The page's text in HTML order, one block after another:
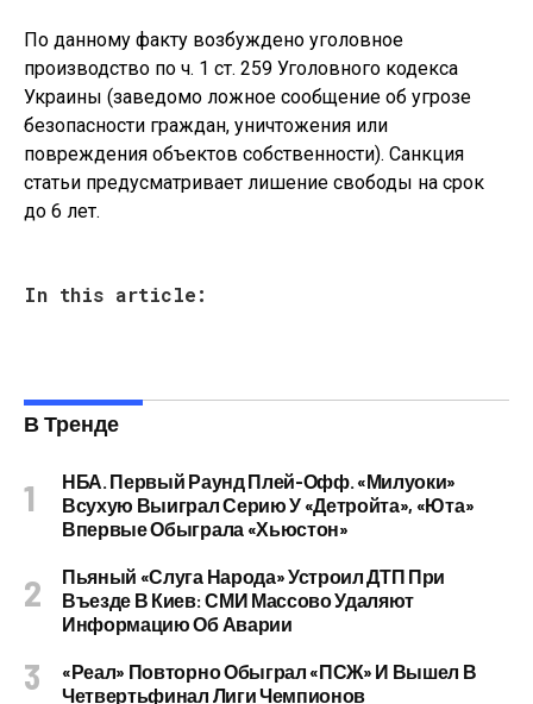
По данному факту возбуждено уголовное
производство по ч. 1 ст. 259 Уголовного кодекса
Украины (заведомо ложное сообщение об угрозе
безопасности граждан, уничтожения или
повреждения объектов собственности). Санкция
статьи предусматривает лишение свободы на срок
до 6 лет.
In this article:
В Тренде
НБА. Первый Раунд Плей-Офф. «Милуоки»
Всухую Выиграл Серию У «Детройта», «Юта»
Впервые Обыграла «Хьюстон»
Пьяный «слуга Народа» Устроил ДТП При
Въезде В Киев: СМИ Массово Удаляют
Информацию Об Аварии
«Реал» Повторно Обыграл «ПСЖ» И Вышел В
Четвертьфинал Лиги Чемпионов